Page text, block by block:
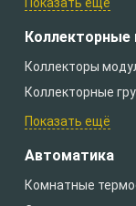
Коллекторные
Коллекторы
Коллекторные
Показать ещё
Автоматика
Комнатные